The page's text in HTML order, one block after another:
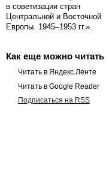
в советизации стран
Центральной и Восточной
Европы. 1945–1953 гг.».
Как еще можно читать
Читать в Яндекс.Ленте
Читать в Google Reader
Подписаться на RSS